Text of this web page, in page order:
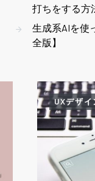
打ちをする方
生成系AIを使
全版】
UXデザイ